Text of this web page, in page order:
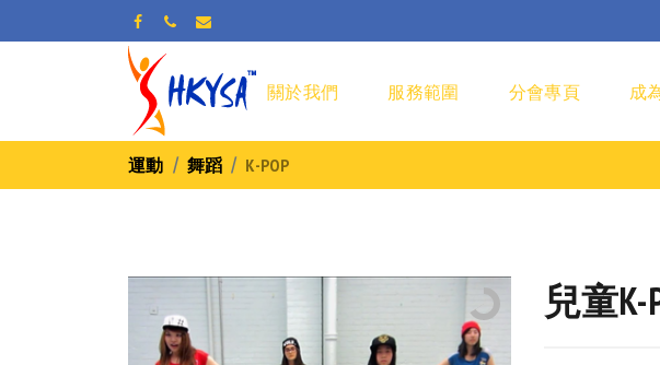
關於我們 服務範圍 分會專頁 成
運動 舞蹈 K-POP
兒童K-